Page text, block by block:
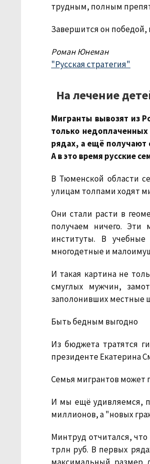
трудным, полным
Завершится он победой,
Роман Юнеман
"Русская стратегия"
На лечение
Мигранты вывозят из
только
рядах, а ещё получают
А в это время русские
В Тюменской области
улицам толпами ходят
Они стали расти в
получаем ничего. Эти
институты. В
многодетные и
И такая картина не
смуглых мужчин,
заполонивших местные
Быть бедным выгодно
Из бюджета тратятся
президенте Екатерина
Семья мигрантов может
И мы ещё удивляемся,
миллионов, а "новых
Минтруд отчитался,
трлн руб. В первых